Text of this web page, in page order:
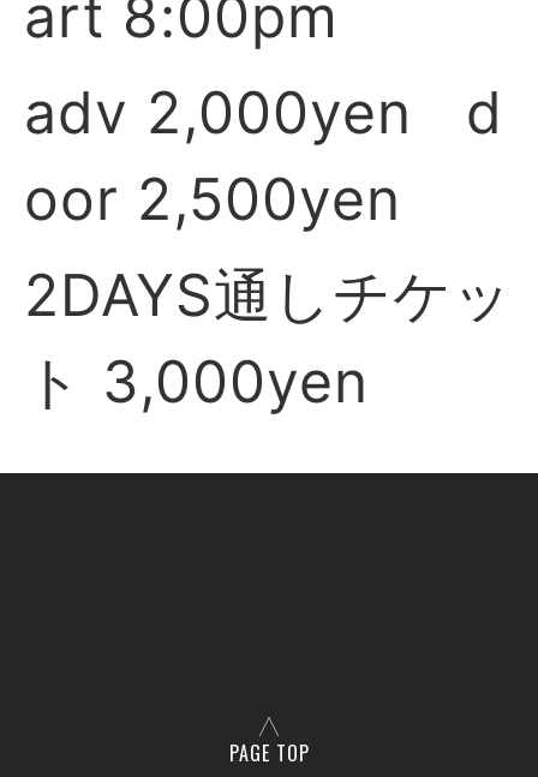
art 8:00pm
adv 2,000yen d
oor 2,500yen
2DAYS通しチケッ
ト 3,000yen
PAGE TOP